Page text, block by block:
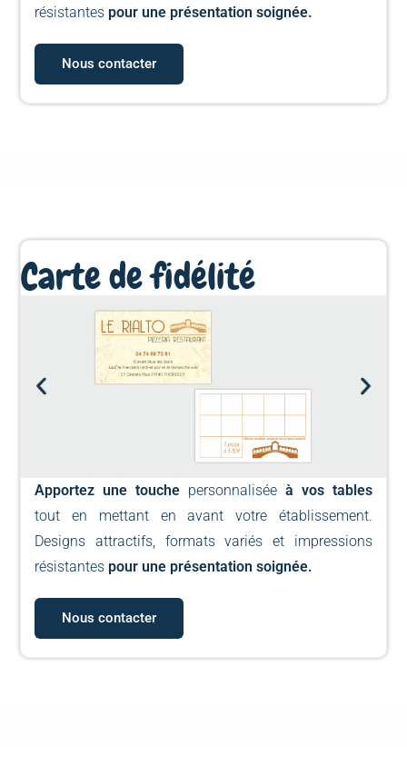
résistantes pour une présentation soignée.
Nous contacter
Carte de fidélité
Apportez une touche personnalisée à vos tables
tout en mettant en avant votre établissement.
Designs attractifs, formats variés et impressions
résistantes pour une présentation soignée.
Nous contacter